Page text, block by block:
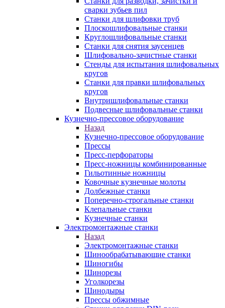
сварки зубьев пил
Станки для шлифовки труб
Плоскошлифовальные станки
Круглошлифовальные станки
Станки для снятия заусенцев
Шлифовально-зачистные станки
Стенды для испытания шлифовальных
кругов
Станки для правки шлифовальных
кругов
Внутришлифовальные станки
Подвесные шлифовальные станки
Кузнечно-прессовое оборудование
Назад
Кузнечно-прессовое оборудование
Прессы
Пресс-перфораторы
Пресс-ножницы комбинированные
Гильотинные ножницы
Ковочные кузнечные молоты
Долбежные станки
Поперечно-строгальные станки
Клепальные станки
Кузнечные станки
Электромонтажные станки
Назад
Электромонтажные станки
Шинообрабатывающие станки
Шиногибы
Шинорезы
Уголкорезы
Шинодыры
Прессы обжимные